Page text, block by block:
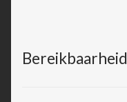
Bereikbaarheid